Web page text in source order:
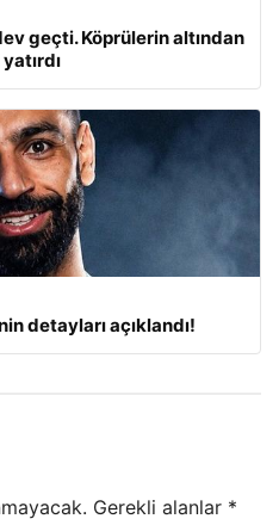
geçti. Köprülerin altından
detayları açıklandı!
Gerekli alanlar *